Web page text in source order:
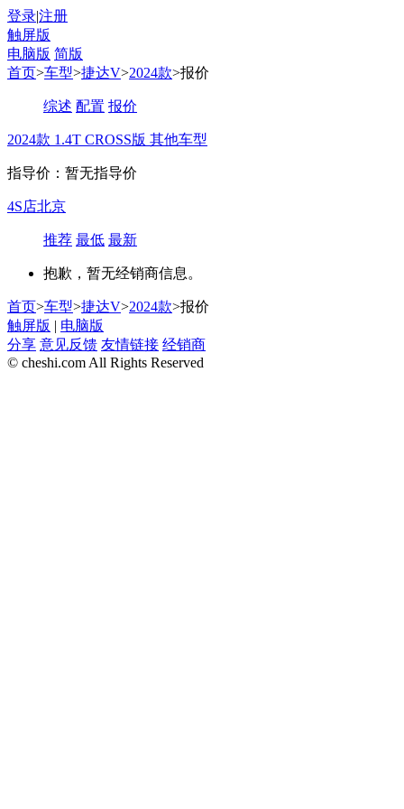
登录|注册
触屏版
电脑版 简版
首页>车型>捷达V>2024款>报价
综述 配置 报价
2024款 1.4T CROSS版 其他车型
指导价：暂无指导价
4S店北京
推荐 最低 最新
抱歉，暂无经销商信息。
首页>车型>捷达V>2024款>报价
触屏版 | 电脑版
分享 意见反馈 友情链接 经销商
© cheshi.com All Rights Reserved